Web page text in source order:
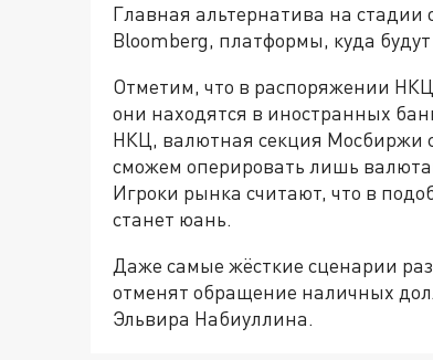
Главная альтернатива на стадии
Bloomberg, платформы, куда
Отметим, что в распоряжении
они находятся в иностранных
НКЦ, валютная секция Мосбиржи
сможем оперировать лишь
Игроки рынка считают, что в
станет юань.
Даже самые жёсткие сценарии
отменят обращение наличных
Эльвира Набиуллина.